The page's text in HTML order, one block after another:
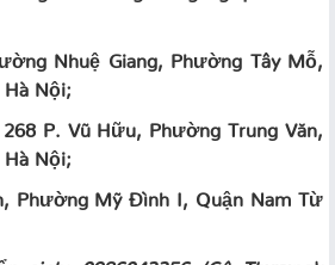
Nhuệ Giang, Phường Tây Mỗ,
Hà Nội;
268 P. Vũ Hữu, Phường Trung Văn,
Hà Nội;
Phường Mỹ Đình I, Quận Nam Từ